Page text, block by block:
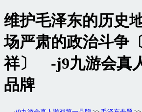
维护毛泽东的历史
场严肃的政治斗争
祥〕 -j9九游会真
品牌